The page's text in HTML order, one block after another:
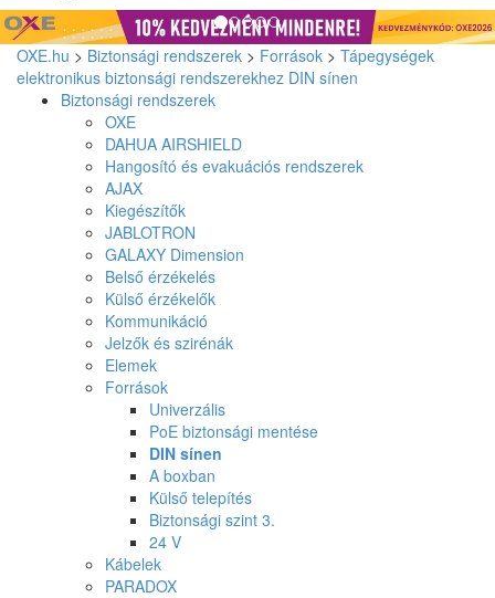
OXE.hu > Biztonsági rendszerek > Források > Tápegységek
elektronikus biztonsági rendszerekhez DIN sínen
Biztonsági rendszerek
OXE
DAHUA AIRSHIELD
Hangosító és evakuációs rendszerek
AJAX
Kiegészítők
JABLOTRON
GALAXY Dimension
Belső érzékelés
Külső érzékelők
Kommunikáció
Jelzők és szirénák
Elemek
Források
Univerzális
PoE biztonsági mentése
DIN sínen
A boxban
Külső telepítés
Biztonsági szint 3.
24 V
Kábelek
PARADOX